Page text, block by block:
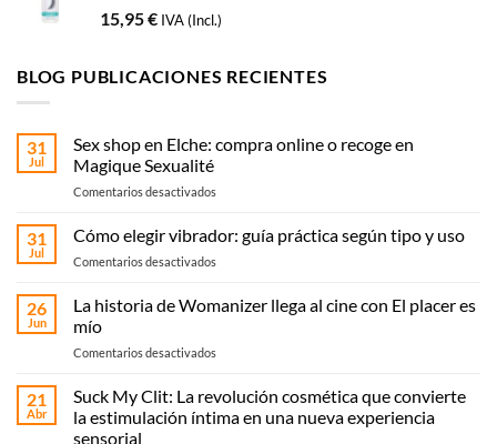
15,95€ IVA (Incl.)
BLOG PUBLICACIONES RECIENTES
31
Jul
Sex shop en Elche: compra online o recoge en
Magique Sexualité
Comentarios desactivadosen
shop
Elche:
online
en
Sexualité
31
Jul
Cómo elegir vibrador: guía práctica según tipo y uso
Comentarios desactivadosen
elegir
práctica
tipo
26
Jun
La historia de Womanizer llega al cine con El placer es
mío
Comentarios desactivadosen
historia
Womanizer
21
Abr
Suck My Clit: La revolución cosmética que convierte
la estimulación íntima en una nueva experiencia
sensorial